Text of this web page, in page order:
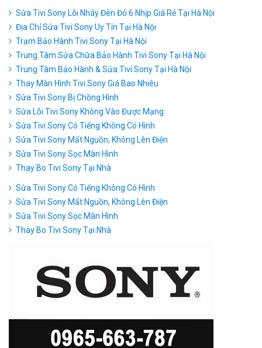
Sửa Tivi Sony Lỗi Nháy Đèn Đỏ 6 Nhịp Giá Rẻ Tại Hà Nội
Địa Chỉ Sửa Tivi Sony Uy Tín Tại Hà Nội
Trạm Bảo Hành Tivi Sony Tại Hà Nội
Trung Tâm Sửa Chữa Bảo Hành Tivi Sony Tại Hà Nội
Trung Tâm Bảo Hành & Sửa Tivi Sony Tại Hà Nội
Thay Màn Hình Tivi Sony Giá Bao Nhiêu
Sửa Tivi Sony Bị Chồng Hình
Sửa Lỗi Tivi Sony Không Vào Được Mạng
Sửa Tivi Sony Có Tiếng Không Có Hình
Sửa Tivi Sony Mất Nguồn, Không Lên Điện
Sửa Tivi Sony Sọc Màn Hình
Thay Bo Tivi Sony Tại Nhà
Sửa Tivi Sony Có Tiếng Không Có Hình
Sửa Tivi Sony Mất Nguồn, Không Lên Điện
Sửa Tivi Sony Sọc Màn Hình
Thay Bo Tivi Sony Tại Nhà